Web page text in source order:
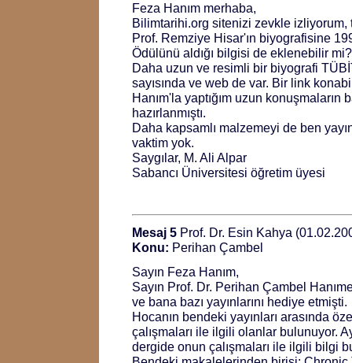
Feza Hanım merhaba,
Bilimtarihi.org sitenizi zevkle izliyorum,
Prof. Remziye Hisar'ın biyografisine
Ödülünü aldığı bilgisi de eklenebilir mi?
Daha uzun ve resimli bir biyografi
sayısında ve web de var. Bir link
Hanım'la yaptığım uzun konuşmaların
hazırlanmıştı.
Daha kapsamlı malzemeyi de ben
vaktim yok.
Saygılar, M. Ali Alpar
Sabancı Üniversitesi öğretim üyesi
Mesaj 5 Prof. Dr. Esin Kahya
Konu: Perihan Çambel
Sayın Feza Hanım,
Sayın Prof. Dr. Perihan Çambel
ve bana bazı yayınlarını hediye etmişti.
Hocanın bendeki yayınları arasında
çalışmaları ile ilgili olanlar bulunuyor.
dergide onun çalışmaları ile ilgili bilgi